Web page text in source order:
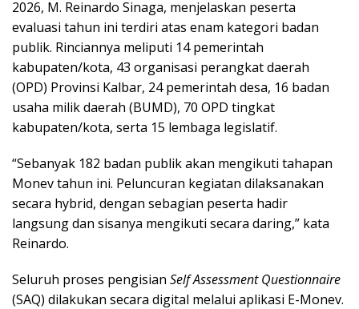
2026, M. Reinardo Sinaga, menjelaskan peserta
evaluasi tahun ini terdiri atas enam kategori badan
publik. Rinciannya meliputi 14 pemerintah
kabupaten/kota, 43 organisasi perangkat daerah
(OPD) Provinsi Kalbar, 24 pemerintah desa, 16 badan
usaha milik daerah (BUMD), 70 OPD tingkat
kabupaten/kota, serta 15 lembaga legislatif.
“Sebanyak 182 badan publik akan mengikuti tahapan
Monev tahun ini. Peluncuran kegiatan dilaksanakan
secara hybrid, dengan sebagian peserta hadir
langsung dan sisanya mengikuti secara daring,” kata
Reinardo.
Seluruh proses pengisian Self Assessment Questionnaire
(SAQ) dilakukan secara digital melalui aplikasi E-Monev.